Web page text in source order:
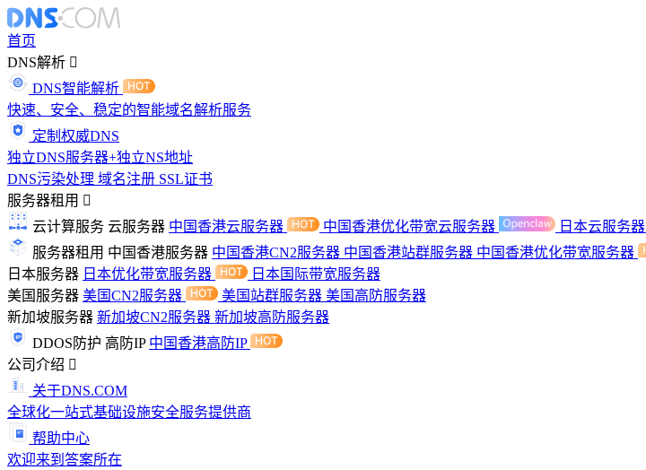
首页
DNS解析
DNS智能解析
快速、安全、稳定的智能域名解析服务
定制权威DNS
独立DNS服务器+独立NS地址
DNS污染处理 域名注册 SSL证书
服务器租用
云计算服务 云服务器 中国香港云服务器 中国香港优化带宽云服务器 日本云服务器
服务器租用 中国香港服务器 中国香港CN2服务器 中国香港站群服务器 中国香港优化带宽服务器
日本服务器 日本优化带宽服务器
日本国际带宽服务器
美国服务器 美国CN2服务器 美国站群服务器 美国高防服务器
新加坡服务器 新加坡CN2服务器 新加坡高防服务器
DDOS防护 高防IP 中国香港高防IP
公司介绍
关于DNS.COM
全球化一站式基础设施安全服务提供商
帮助中心
欢迎来到答案所在